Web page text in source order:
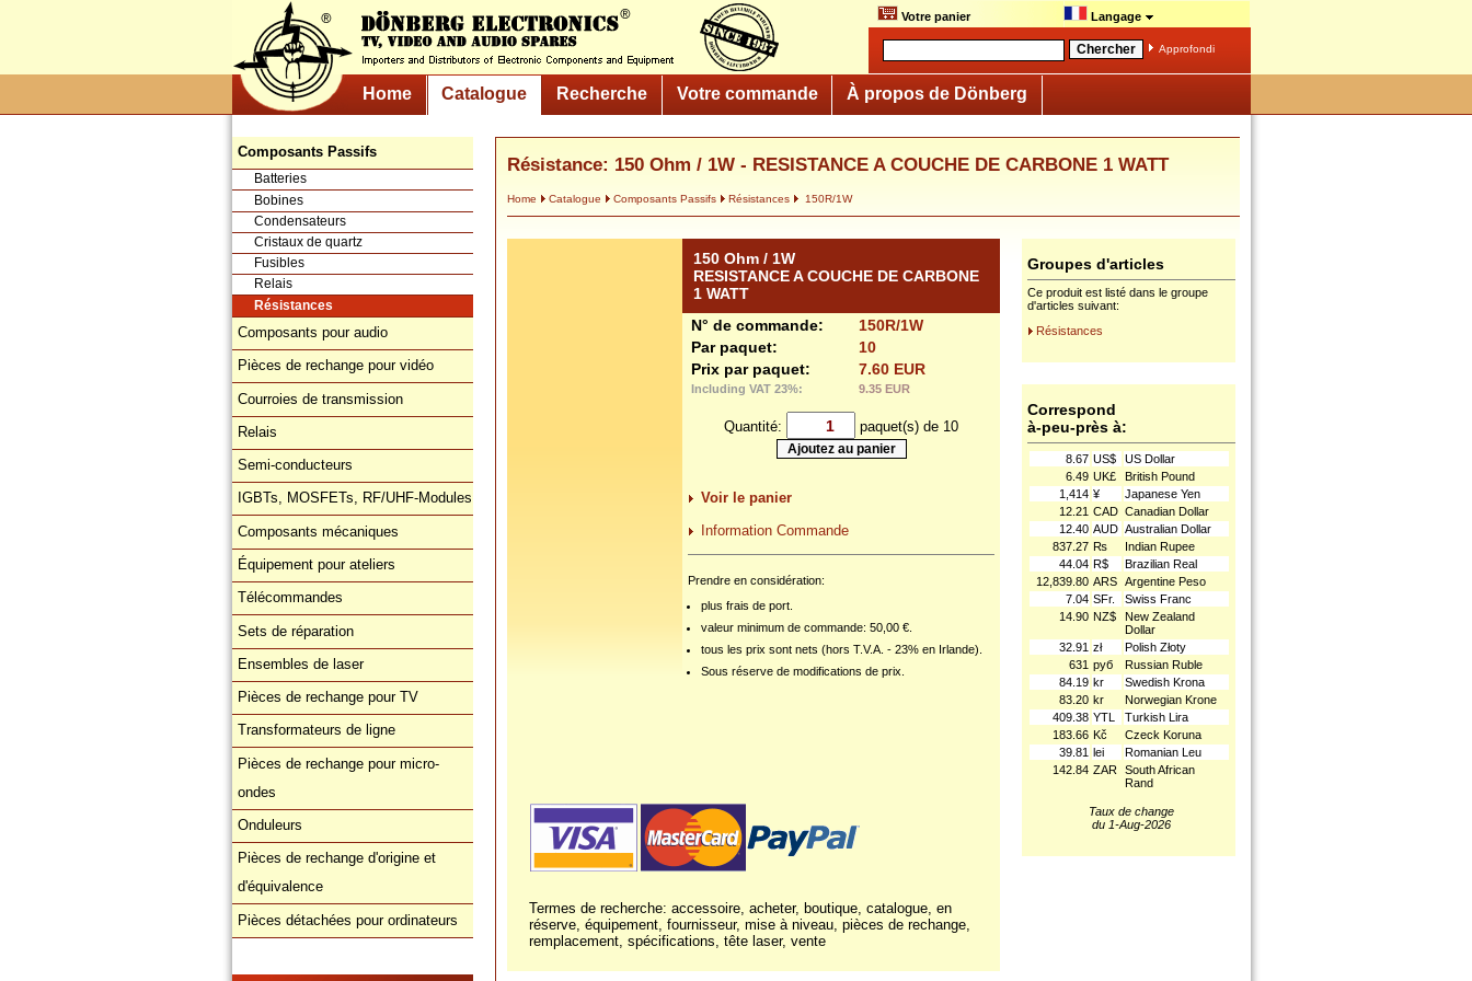
Votre panier Langage
Approfondi
Home Catalogue Recherche Votre commande À propos de Dönberg
Composants Passifs
Batteries
Bobines
Condensateurs
Cristaux de quartz
Fusibles
Relais
Résistances
Composants pour audio
Pièces de rechange pour vidéo
Courroies de transmission
Relais
Semi-conducteurs
IGBTs, MOSFETs, RF/UHF-Modules
Composants mécaniques
Équipement pour ateliers
Télécommandes
Sets de réparation
Ensembles de laser
Pièces de rechange pour TV
Transformateurs de ligne
Pièces de rechange pour micro-
ondes
Onduleurs
Pièces de rechange d'origine et
d'équivalence
Pièces détachées pour ordinateurs
Résistance: 150 Ohm / 1W - RESISTANCE A COUCHE DE CARBONE 1 WATT
Home Catalogue Composants Passifs Résistances 150R/1W
150 Ohm / 1W
RESISTANCE A COUCHE DE CARBONE
1 WATT
N° de commande:
150R/1W
Par paquet:
10
Prix par paquet:
7.60 EUR
Including VAT 23%: 9.35 EUR
Quantité: paquet(s) de 10
Voir le panier
Information Commande
Prendre en considération:
plus frais de port.
valeur minimum de commande: 50,00 €.
tous les prix sont nets (hors T.V.A. - 23% en Irlande).
Sous réserve de modifications de prix.
Termes de recherche: accessoire, acheter, boutique, catalogue, en
réserve, équipement, fournisseur, mise à niveau, pièces de rechange,
remplacement, spécifications, tête laser, vente
Groupes d'articles
Ce produit est listé dans le groupe
d'articles suivant:
Résistances
Correspond
à-peu-près à:
8.67 US$
US Dollar
6.49 UK£
British Pound
1,414 ¥
Japanese Yen
12.21 CAD Canadian Dollar
12.40 AUD Australian Dollar
837.27 ₨
Indian Rupee
44.04 R$
Brazilian Real
12,839.80 ARS Argentine Peso
7.04 SFr.
Swiss Franc
14.90 NZ$
New Zealand
Dollar
32.91 zł
Polish Złoty
631 руб
Russian Ruble
84.19 kr
Swedish Krona
83.20 kr
Norwegian Krone
409.38 YTL
Turkish Lira
183.66 Kč
Czeck Koruna
39.81 lei
Romanian Leu
142.84 ZAR South African
Rand
Taux de change
du 1-Aug-2026